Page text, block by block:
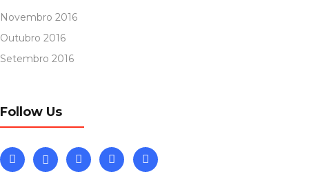
Novembro 2016
Outubro 2016
Setembro 2016
Follow Us